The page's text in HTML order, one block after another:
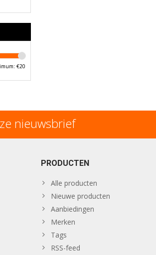
€20
nieuwsbrief
PRODUCTEN
Alle producten
Nieuwe producten
Aanbiedingen
Merken
Tags
RSS-feed